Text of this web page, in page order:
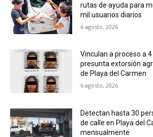
rutas de ayuda para
mil usuarios diarios
6 agosto, 2026
Vinculan a proceso a
presunta extorsión
de Playa del Carmen
6 agosto, 2026
Detectan hasta 30
de calle en Playa del
mensualmente